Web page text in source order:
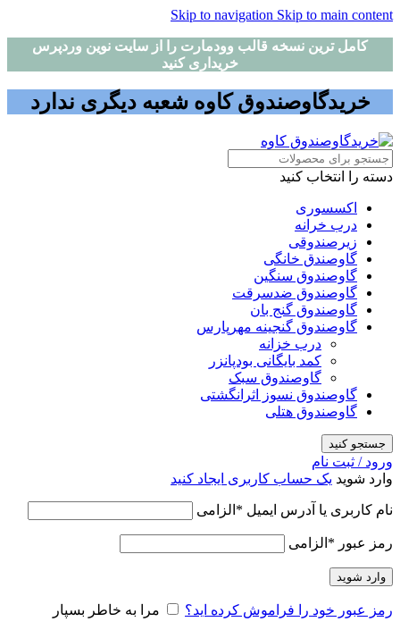
Skip to navigation Skip to main content
کامل ترین نسخه قالب وودمارت را از سایت نوین وردپرس
خریداری کنید
خریدگاوصندوق کاوه شعبه دیگری ندارد
دسته را انتخاب کنید
اکسسوری
درب خرانه
زیرصندوقی
گاوصندق خانگی
گاوصندوق سنگین
گاوصندوق ضدسرقت
گاوصندوق گنج بان
گاوصندوق گنجینه مهرپارس
درب خزانه
کمد بایگانی بودپانزر
گاوصندوق سبک
گاوصندوق نسوز اثرانگشتی
گاوصندوق هتلی
جستجو کنید
ورود / ثبت نام
وارد شوید یک حساب کاربری ایجاد کنید
نام کاربری یا آدرس ایمیل * الزامی
رمز عبور * الزامی
وارد شوید
رمز عبور خود را فراموش کرده اید؟ مرا به خاطر بسپار